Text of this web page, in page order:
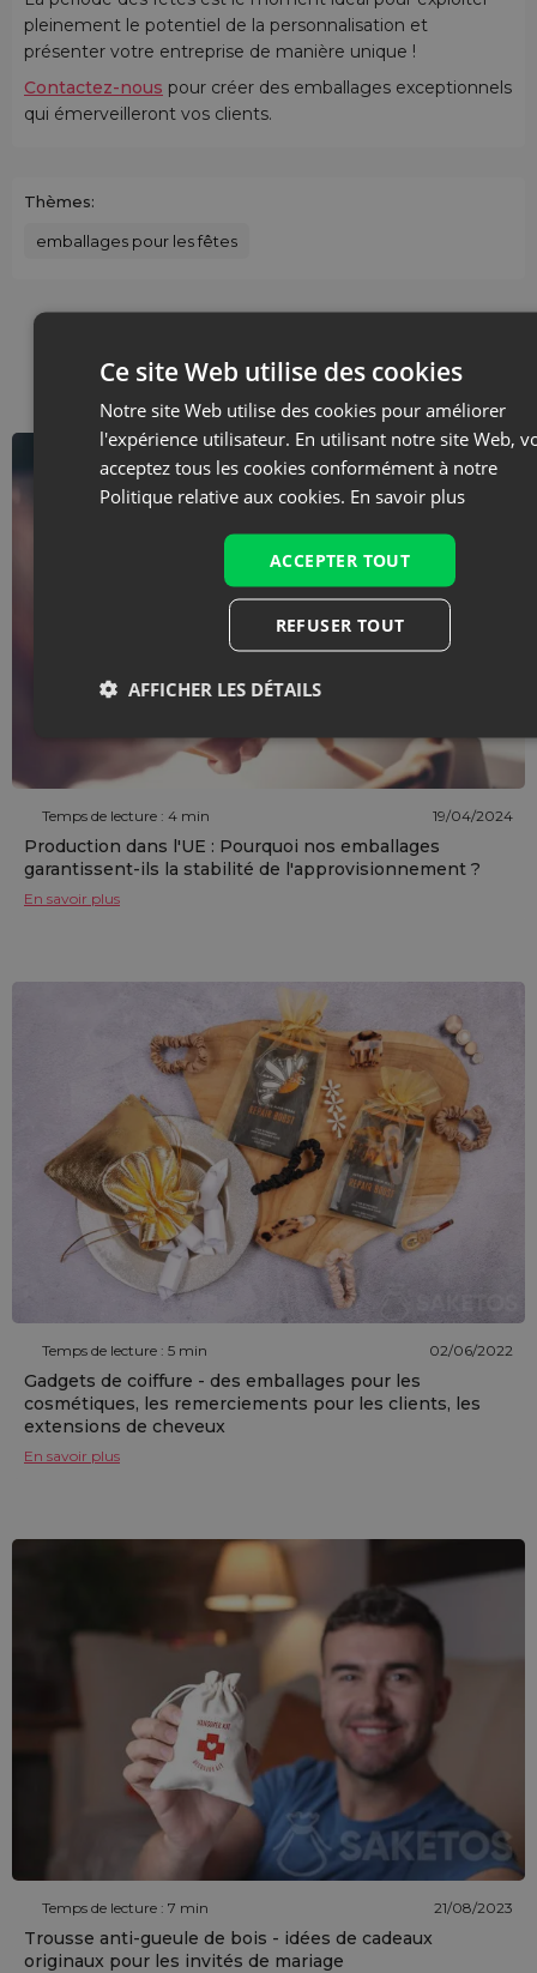
pleinement le potentiel de la personnalisation et
présenter votre entreprise de manière unique !
Contactez-nous pour créer des emballages exceptionnels
qui émerveilleront vos clients.
Thèmes:
emballages pour les fêtes
similaires
Temps de lecture : 4 min 19/04/2024
Production dans l'UE : Pourquoi nos emballages
garantissent-ils la stabilité de l'approvisionnement ?
En savoir plus
Temps de lecture : 5 min 02/06/2022
Gadgets de coiffure - des emballages pour les
cosmétiques, les remerciements pour les clients, les
extensions de cheveux
En savoir plus
Temps de lecture : 7 min 21/08/2023
Trousse anti-gueule de bois - idées de cadeaux
originaux pour les invités de mariage
Ce site Web utilise des cookies
Notre site Web utilise des cookies pour améliorer
l'expérience utilisateur. En utilisant notre site Web,
acceptez tous les cookies conformément à notre
Politique relative aux cookies. En savoir plus
ACCEPTER TOUT
REFUSER TOUT
AFFICHER LES DÉTAILS